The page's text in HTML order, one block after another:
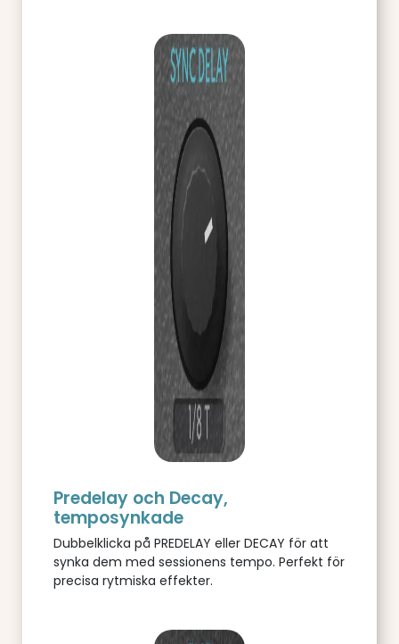
Predelay och Decay,
temposynkade
Dubbelklicka på PREDELAY eller DECAY för att
synka dem med sessionens tempo. Perfekt för
precisa rytmiska effekter.